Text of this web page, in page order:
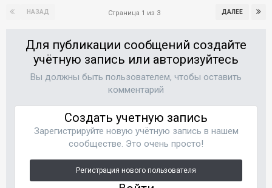
НАЗАД ДАЛЕЕ
Страница 1 из 3
Для публикации сообщений создайте
учётную запись или авторизуйтесь
Вы должны быть пользователем, чтобы оставить
комментарий
Создать учетную запись
Зарегистрируйте новую учётную запись в нашем
сообществе. Это очень просто!
Регистрация нового пользователя